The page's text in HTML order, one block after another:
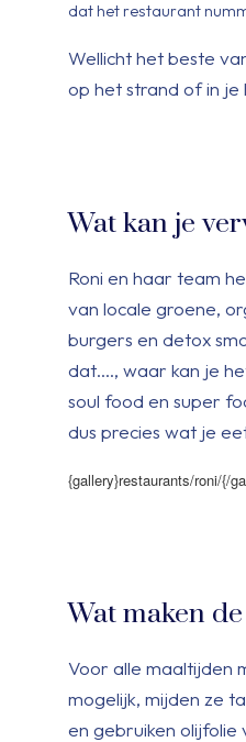
dat het restaurant
Wellicht het beste
op het strand of in je
Wat kan je
Roni en haar team
van locale groene,
burgers en detox
dat…., waar kan je
soul food en super
dus precies wat je
{gallery}restaurants/roni/{/
Wat maken
Voor alle maaltijden
mogelijk, mijden ze
en gebruiken